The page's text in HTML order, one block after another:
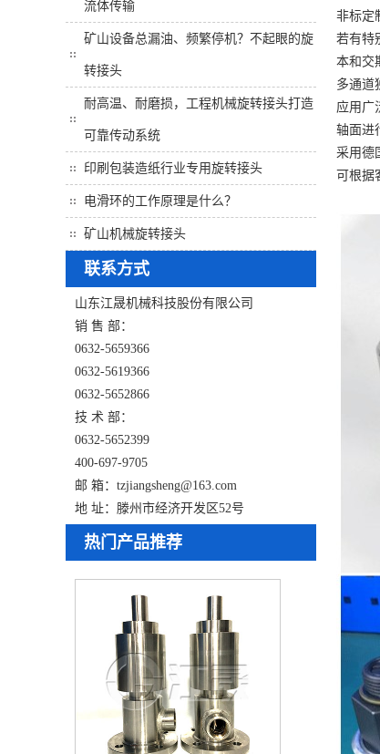
流体传输
矿山设备总漏油、频繁停机？不起眼的旋
转接头
耐高温、耐磨损，工程机械旋转接头打造
可靠传动系统
印刷包装造纸行业专用旋转接头
电滑环的工作原理是什么？
矿山机械旋转接头
联系方式
山东江晟机械科技股份有限公司
销 售 部：
0632-5659366
0632-5619366
0632-5652866
技 术 部：
0632-5652399
400-697-9705
邮 箱：tzjiangsheng@163.com
地 址：滕州市经济开发区52号
热门产品推荐
非标定
若有特
本和交
多通道
应用广
轴面进
采用德
可根据